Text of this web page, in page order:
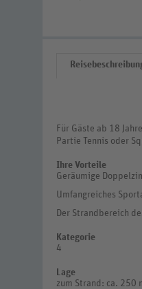
Für Gäste ab 18
Partie Tennis oder
Ihre Vorteile
Geräumige
Umfangreiches
Der Strandbereich
Kategorie
4
Lage
zum Strand: ca. 250